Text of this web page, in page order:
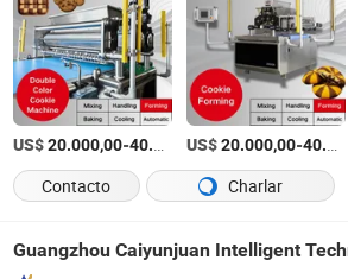
US$20.000,00-40.000,00 /Set
US$20.000,00-40.000,00
Contacto Charlar